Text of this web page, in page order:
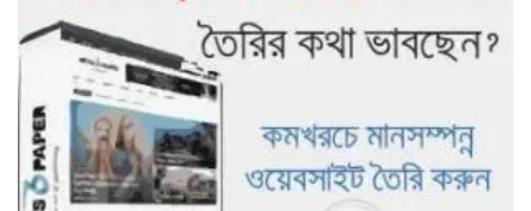
গাছ না কেটে আমাদের পুড়িয়ে মারলে
ভালো হতো’: বন বিভাগের নিষ্ঠুরতায়
নিঃস্ব কৃষক